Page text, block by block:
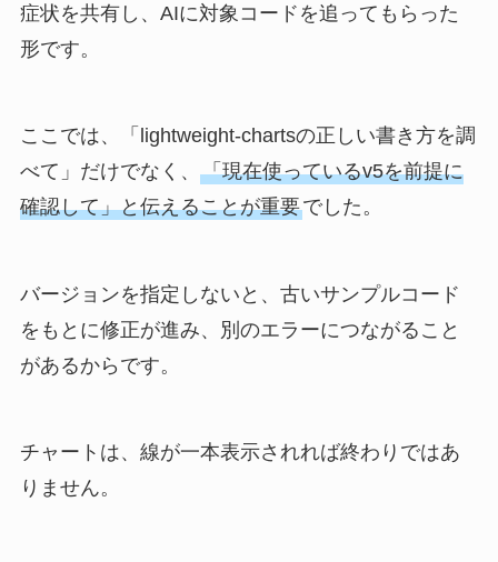
症状を共有し、AIに対象コードを追ってもらった
形です。
ここでは、「lightweight-chartsの正しい書き方を調
べて」だけでなく、 「現在使っているv5を前提に
確認して」と伝えることが重要でした。
バージョンを指定しないと、古いサンプルコード
をもとに修正が進み、別のエラーにつながること
があるからです。
チャートは、線が一本表示されれば終わりではあ
りません。